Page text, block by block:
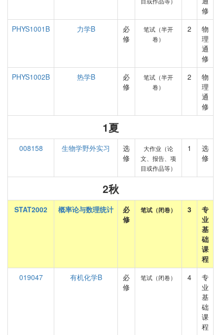
修
PHYS1001B
力学B
必
修
笔试（半开
卷）
2
物
理
通
修
PHYS1002B
热学B
必
修
笔试（半开
卷）
2
物
理
通
修
1夏
008158 生物学野外实习
选
修
大作业（论
文、报告、项
目或作品等）
1
选
修
2秋
STAT2002 概率论与数理统计
必
修
笔试（闭卷） 3
专
业
基
础
课
程
019047
有机化学B
必
修
笔试（闭卷） 4
专
业
基
础
课
程